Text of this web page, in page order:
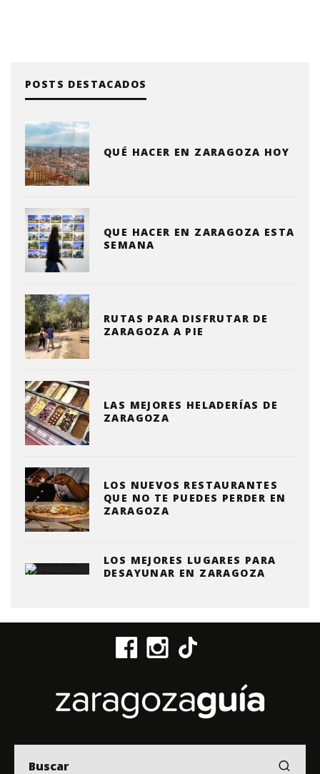
POSTS DESTACADOS
QUÉ HACER EN ZARAGOZA HOY
QUE HACER EN ZARAGOZA ESTA
SEMANA
RUTAS PARA DISFRUTAR DE
ZARAGOZA A PIE
LAS MEJORES HELADERÍAS DE
ZARAGOZA
LOS NUEVOS RESTAURANTES
QUE NO TE PUEDES PERDER EN
ZARAGOZA
LOS MEJORES LUGARES PARA
DESAYUNAR EN ZARAGOZA